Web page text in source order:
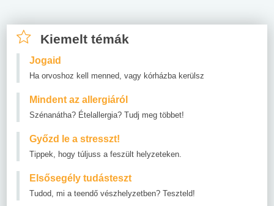
Kiemelt témák
Jogaid
Ha orvoshoz kell menned, vagy kórházba kerülsz
Mindent az allergiáról
Szénanátha? Ételallergia? Tudj meg többet!
Győzd le a stresszt!
Tippek, hogy túljuss a feszült helyzeteken.
Elsősegély tudásteszt
Tudod, mi a teendő vészhelyzetben? Teszteld!